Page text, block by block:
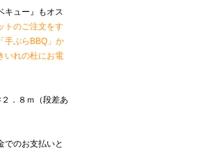
キュー』もオス
トのご注文をす
手ぶらBBQ」か
いれの杜にお電
．８ｍ（段差あ
でのお支払いと